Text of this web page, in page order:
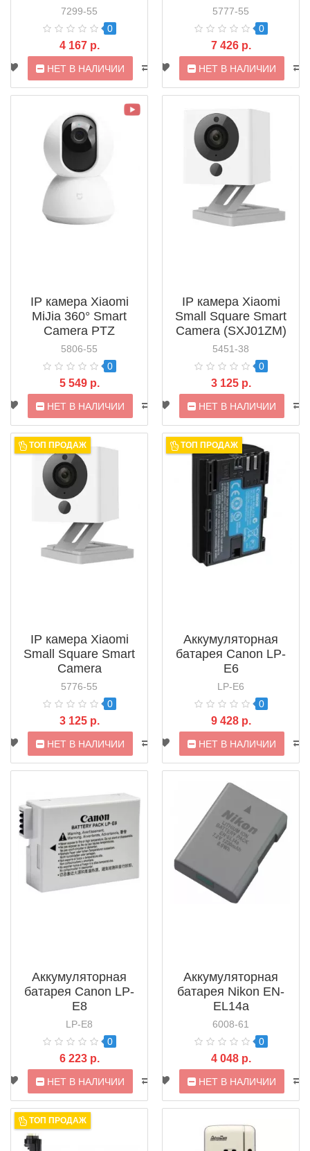
(ZRM4040RT)
7299-55
0
4 167 р.
НЕТ В НАЛИЧИИ
(QDJ4005CN)
5777-55
0
7 426 р.
НЕТ В НАЛИЧИИ
IP камера Xiaomi
MiJia 360° Smart
Camera PTZ
(MJSXJ01CM)
5806-55
0
5 549 р.
НЕТ В НАЛИЧИИ
IP камера Xiaomi
Small Square Smart
Camera (SXJ01ZM)
5451-38
0
3 125 р.
НЕТ В НАЛИЧИИ
ТОП ПРОДАЖ
IP камера Xiaomi
Small Square Smart
Camera
(ZRM4025RT)
5776-55
0
3 125 р.
НЕТ В НАЛИЧИИ
ТОП ПРОДАЖ
Аккумуляторная
батарея Canon LP-
E6
LP-E6
0
9 428 р.
НЕТ В НАЛИЧИИ
Аккумуляторная
батарея Canon LP-
E8
LP-E8
0
6 223 р.
НЕТ В НАЛИЧИИ
Аккумуляторная
батарея Nikon EN-
EL14a
6008-61
0
4 048 р.
НЕТ В НАЛИЧИИ
ТОП ПРОДАЖ